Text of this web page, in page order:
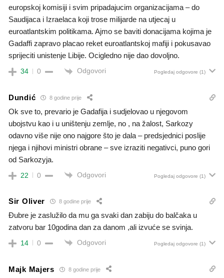
europskoj komisiji i svim pripadajucim organizacijama – do
Saudijaca i Izraelaca koji trose milijarde na utjecaj u
euroatlantskim politikama. Ajmo se baviti donacijama kojima je
Gadaffi zapravo placao reket euroatlantskoj mafiji i pokusavao
sprijeciti unistenje Libije. Ocigledno nije dao dovoljno.
34 0 Odgovori Pogledaj odgovore (1)
Dundić 8 godine prije
Ok sve to, prevario je Gadafija i sudjelovao u njegovom
ubojstvu kao i u uništenju zemlje, no , na žalost, Sarkozy
odavno više nije ono najgore što je dala – predsjednici poslije
njega i njihovi ministri obrane – sve izraziti negativci, puno gori
od Sarkozyja.
22 0 Odgovori Pogledaj odgovore (1)
Sir Oliver 8 godine prije
Đubre je zaslužilo da mu ga svaki dan zabiju do balčaka u
zatvoru bar 10godina dan za danom ,ali izvuće se svinja.
14 0 Odgovori Pogledaj odgovore (1)
Majk Majers 8 godine prije